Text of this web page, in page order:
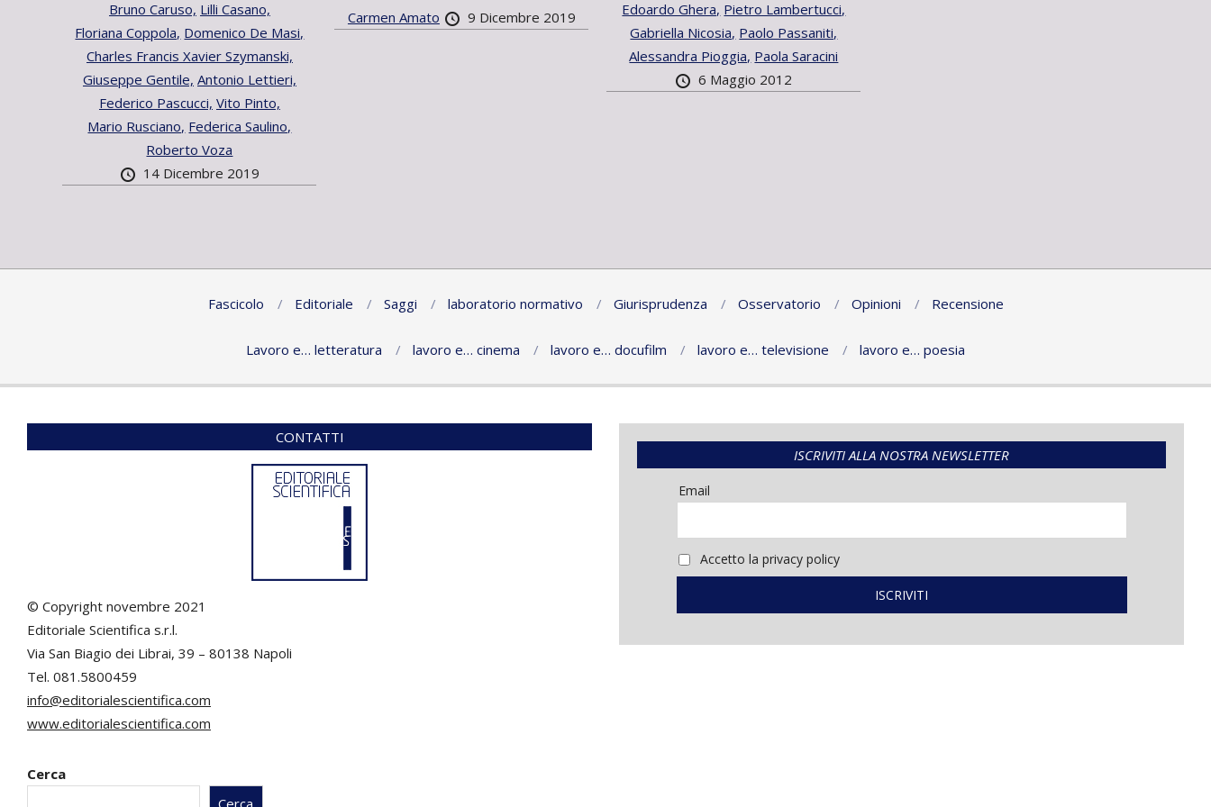
Bruno Caruso, Lilli Casano,
Floriana Coppola, Domenico De Masi,
Charles Francis Xavier Szymanski,
Giuseppe Gentile, Antonio Lettieri,
Federico Pascucci, Vito Pinto,
Mario Rusciano, Federica Saulino,
Roberto Voza
14 Dicembre 2019
Carmen Amato
9 Dicembre 2019
Edoardo Ghera, Pietro Lambertucci,
Gabriella Nicosia, Paolo Passaniti,
Alessandra Pioggia, Paola Saracini
6 Maggio 2012
Fascicolo Editoriale Saggi laboratorio normativo Giurisprudenza Osservatorio Opinioni Recensione
Lavoro e… letteratura lavoro e… cinema lavoro e… docufilm lavoro e… televisione lavoro e… poesia
CONTATTI
© Copyright novembre 2021
Editoriale Scientifica s.r.l.
Via San Biagio dei Librai, 39 – 80138 Napoli
Tel. 081.5800459
info@editorialescientifica.com
www.editorialescientifica.com
Cerca
Cerca
ISCRIVITI ALLA NOSTRA NEWSLETTER
Email
Accetto la privacy policy